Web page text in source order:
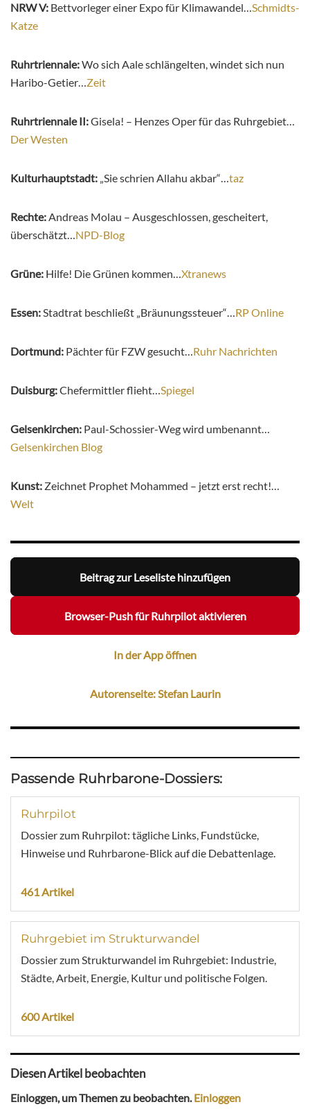
NRW V: Bettvorleger einer Expo für Klimawandel…Schmidts-
Katze
Ruhrtriennale:Wo sich Aale schlängelten, windet sich nun
Haribo-Getier…Zeit
Ruhrtriennale II:Gisela! – Henzes Oper für das Ruhrgebiet…
Der Westen
Kulturhauptstadt: „Sie schrien Allahu akbar“…taz
Rechte:Andreas Molau – Ausgeschlossen, gescheitert,
überschätzt…NPD-Blog
Grüne: Hilfe! Die Grünen kommen…Xtranews
Essen:Stadtrat beschließt „Bräunungssteuer“…RP Online
Dortmund: Pächter für FZW gesucht…Ruhr Nachrichten
Duisburg:Chefermittler flieht…Spiegel
Gelsenkirchen: Paul-Schossier-Weg wird umbenannt…
Gelsenkirchen Blog
Kunst: Zeichnet Prophet Mohammed – jetzt erst recht!…
Welt
Beitrag zur Leseliste hinzufügen
Browser-Push für Ruhrpilot aktivieren
In der App öffnen
Autorenseite: Stefan Laurin
Passende Ruhrbarone-Dossiers:
Ruhrpilot
Dossier zum Ruhrpilot: tägliche Links, Fundstücke,
Hinweise und Ruhrbarone-Blick auf die Debattenlage.
461 Artikel
Ruhrgebiet im Strukturwandel
Dossier zum Strukturwandel im Ruhrgebiet: Industrie,
Städte, Arbeit, Energie, Kultur und politische Folgen.
600 Artikel
Diesen Artikel beobachten
Einloggen, um Themen zu beobachten.Einloggen